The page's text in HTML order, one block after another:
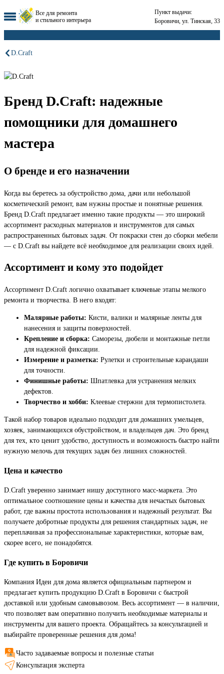
Все для ремонта
и стильного интерьера
Пункт выдачи:
Боровичи, ул. Тинская, 33
D.Craft
Бренд D.Craft: надежные
помощники для домашнего
мастера
О бренде и его назначении
Когда вы беретесь за обустройство дома, дачи или небольшой
косметический ремонт, вам нужны простые и понятные решения.
Бренд D.Craft предлагает именно такие продукты — это широкий
ассортимент расходных материалов и инструментов для самых
распространенных бытовых задач. От покраски стен до сборки мебели
— с D.Craft вы найдете всё необходимое для реализации своих идей.
Ассортимент и кому это подойдет
Ассортимент D.Craft логично охватывает ключевые этапы мелкого
ремонта и творчества. В него входят:
Малярные работы: Кисти, валики и малярные ленты для
нанесения и защиты поверхностей.
Крепление и сборка: Саморезы, дюбели и монтажные петли
для надежной фиксации.
Измерение и разметка: Рулетки и строительные карандаши
для точности.
Финишные работы: Шпатлевка для устранения мелких
дефектов.
Творчество и хобби: Клеевые стержни для термопистолета.
Такой набор товаров идеально подходит для домашних умельцев,
хозяек, занимающихся обустройством, и владельцев дач. Это бренд
для тех, кто ценит удобство, доступность и возможность быстро найти
нужную мелочь для текущих задач без лишних сложностей.
Цена и качество
D.Craft уверенно занимает нишу доступного масс-маркета. Это
оптимальное соотношение цены и качества для нечастых бытовых
работ, где важны простота использования и надежный результат. Вы
получаете добротные продукты для решения стандартных задач, не
переплачивая за профессиональные характеристики, которые вам,
скорее всего, не понадобятся.
Где купить в Боровичи
Компания Идеи для дома является официальным партнером и
предлагает купить продукцию D.Craft в Боровичи с быстрой
доставкой или удобным самовывозом. Весь ассортимент — в наличии,
что позволяет вам оперативно получить необходимые материалы и
инструменты для вашего проекта. Обращайтесь за консультацией и
выбирайте проверенные решения для дома!
Часто задаваемые вопросы и полезные статьи
Консультация эксперта